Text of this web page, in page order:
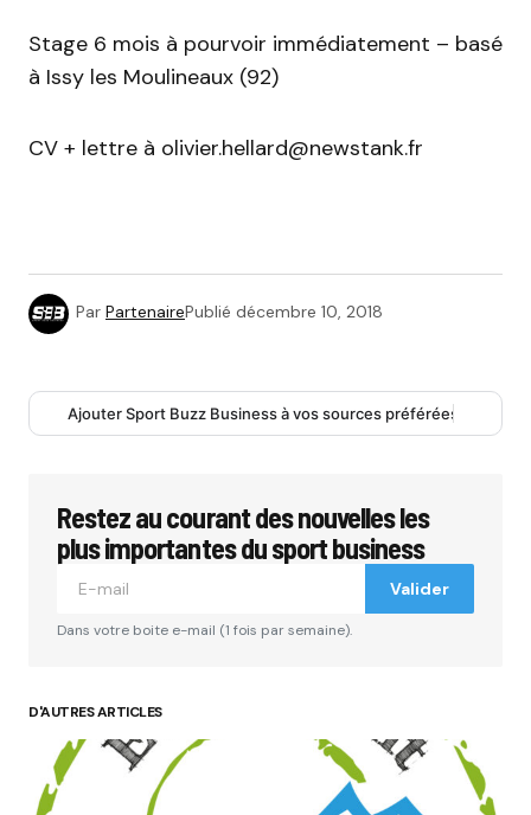
Stage 6 mois à pourvoir immédiatement – basé
à Issy les Moulineaux (92)
CV + lettre à olivier.hellard@newstank.fr
Par PartenairePublié décembre 10, 2018
Ajouter Sport Buzz Business à vos sources préférées
Restez au courant des nouvelles les
plus importantes du sport business
Valider
Dans votre boite e-mail (1 fois par semaine).
D'AUTRES ARTICLES